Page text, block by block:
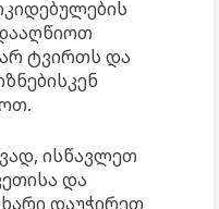
ტვირთს და
ისწავლეთ
და
დაუჭირეთ